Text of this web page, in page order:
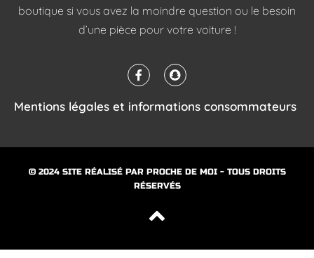
boutique si vous avez la moindre question ou le besoin
d’une pièce pour votre voiture !
Mentions légales et informations consommateurs
© 2024 SITE RÉALISÉ PAR PROCHE DE MOI- TOUS DROITS
RÉSERVÉS